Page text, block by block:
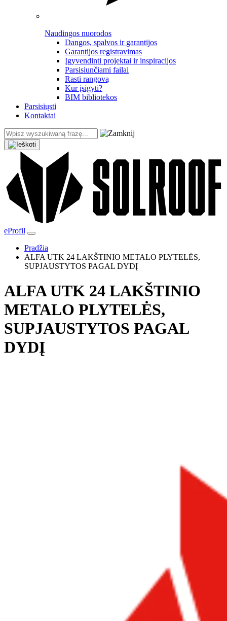
Naudingos nuorodos
Dangos, spalvos ir garantijos
Garantijos registravimas
Įgyvendinti projektai ir inspiracijos
Parsisiunčiami failai
Rasti rangovą
Kur įsigyti?
BIM bibliotekos
Parsisiųsti
Kontaktai
eProfil
Pradžia
ALFA UTK 24 LAKŠTINIO METALO PLYTELĖS,
SUPJAUSTYTOS PAGAL DYDĮ
ALFA UTK 24 LAKŠTINIO
METALO PLYTELĖS,
SUPJAUSTYTOS PAGAL
DYDĮ